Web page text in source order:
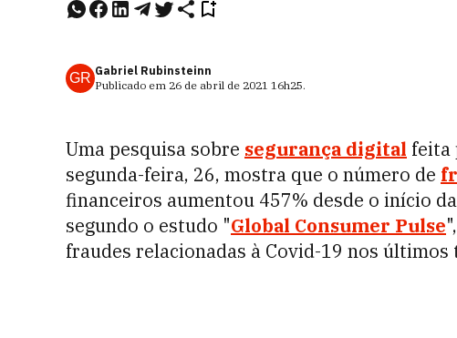
GR Gabriel Rubinsteinn
Publicado em 26 de abril de 2021 16h25.
Uma pesquisa sobre segurança digital feita
segunda-feira, 26, mostra que o número de
financeiros aumentou 457% desde o início
segundo o estudo "Global Consumer Pulse
fraudes relacionadas à Covid-19 nos últimos